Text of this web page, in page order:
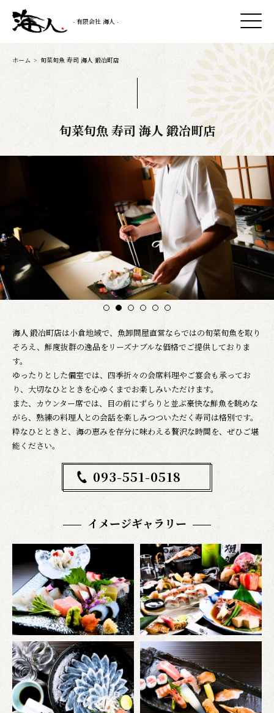
- 有限会社 海人 -
ホーム > 旬菜旬魚 寿司 海人 鍛冶町店
旬菜旬魚 寿司 海人 鍛冶町店
1 2 3 4 5 6
海人 鍛冶町店は小倉地域で、魚卸問屋直営ならではの旬菜旬魚を取り
そろえ、鮮度抜群の逸品をリーズナブルな価格でご提供しておりま
す。
ゆったりとした個室では、四季折々の会席料理やご宴会も承ってお
り、大切なひとときを心ゆくまでお楽しみいただけます。
また、カウンター席では、目の前にずらりと並ぶ豪快な鮮魚を眺めな
がら、熟練の料理人との会話を楽しみつついただく寿司は格別です。
粋なひとときと、海の恵みを存分に味わえる贅沢な時間を、ぜひご堪
能ください。
093-551-0518
イメージギャラリー